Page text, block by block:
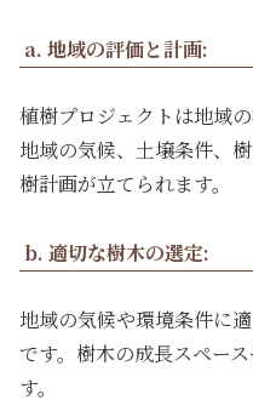
a. 地域の評価と計画:
植樹プロジェクトは地域
地域の気候、土壌条件、
樹計画が立てられます。
b. 適切な樹木の選定:
地域の気候や環境条件に
です。樹木の成長スペー
す。